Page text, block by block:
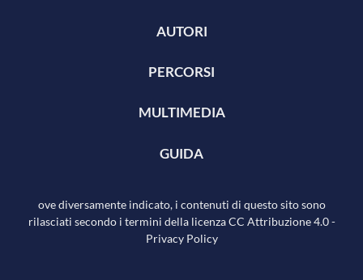
AUTORI
PERCORSI
MULTIMEDIA
GUIDA
ove diversamente indicato, i contenuti di questo sito sono
rilasciati secondo i termini della licenza CC Attribuzione 4.0-
Privacy Policy